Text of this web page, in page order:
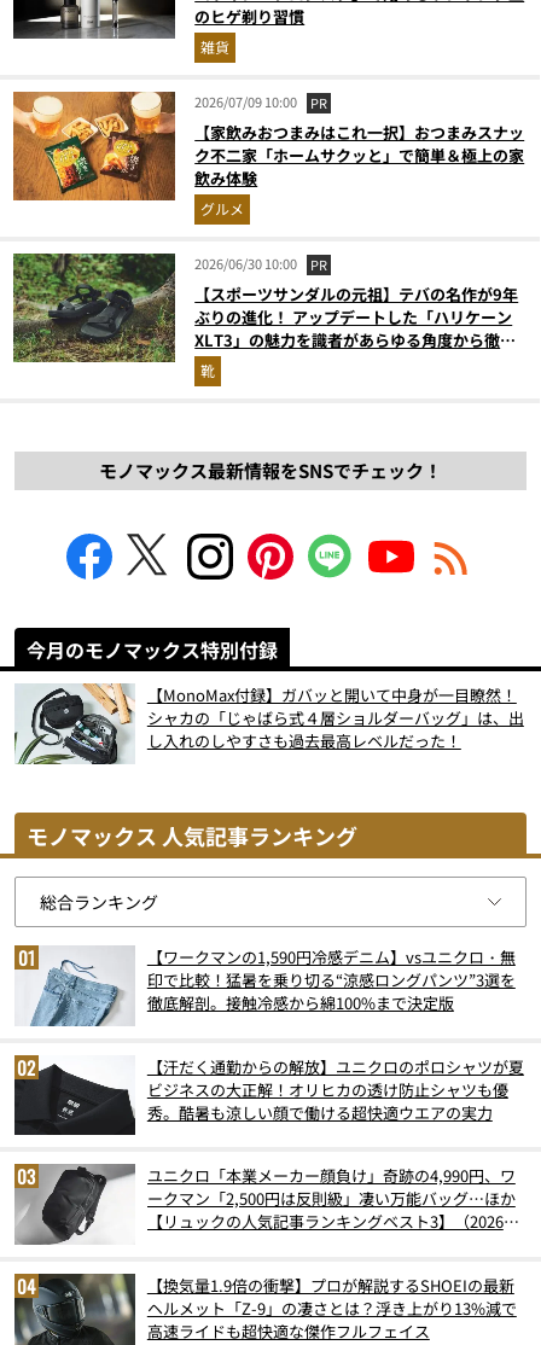
のヒゲ剃り習慣
雑貨
2026/07/09 10:00 PR
【家飲みおつまみはこれ一択】おつまみスナッ
ク不二家「ホームサクッと」で簡単＆極上の家
飲み体験
グルメ
2026/06/30 10:00 PR
【スポーツサンダルの元祖】テバの名作が9年
ぶりの進化！ アップデートした「ハリケーン
XLT3」の魅力を識者があらゆる角度から徹底
解説！
靴
モノマックス最新情報をSNSでチェック！
今月のモノマックス特別付録
【MonoMax付録】ガバッと開いて中身が一目瞭然！
シャカの「じゃばら式４層ショルダーバッグ」は、出
し入れのしやすさも過去最高レベルだった！
モノマックス 人気記事ランキング
【ワークマンの1,590円冷感デニム】vsユニクロ・無
印で比較！猛暑を乗り切る“涼感ロングパンツ”3選を
徹底解剖。接触冷感から綿100%まで決定版
【汗だく通勤からの解放】ユニクロのポロシャツが夏
ビジネスの大正解！オリヒカの透け防止シャツも優
秀。酷暑も涼しい顔で働ける超快適ウエアの実力
ユニクロ「本業メーカー顔負け」奇跡の4,990円、ワ
ークマン「2,500円は反則級」凄い万能バッグ…ほか
【リュックの人気記事ランキングベスト3】（2026年
【換気量1.9倍の衝撃】プロが解説するSHOEIの最新
ヘルメット「Z-9」の凄さとは？浮き上がり13%減で
高速ライドも超快適な傑作フルフェイス